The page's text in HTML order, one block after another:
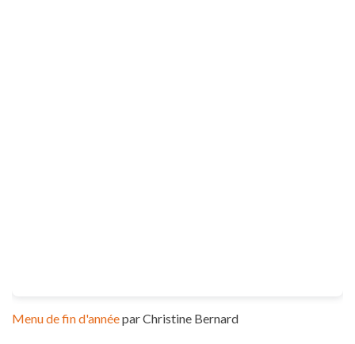
Menu de fin d'annéepar Christine Bernard